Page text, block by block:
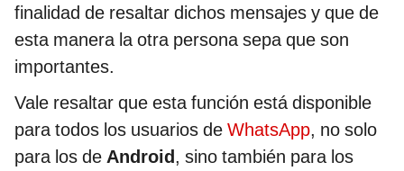
finalidad de resaltar dichos mensajes y que de
esta manera la otra persona sepa que son
importantes.
Vale resaltar que esta función está disponible
para todos los usuarios de WhatsApp, no solo
para los de Android, sino también para los